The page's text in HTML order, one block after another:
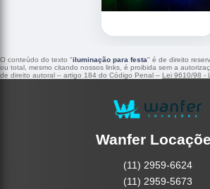
O conteúdo do texto "iluminação para festa" é de direito
ou total, mesmo citando nossos links, é proibida sem a
de direito autoral – artigo 184 do Código Penal – Lei 9610/98 -
Wanfer
(11) 2959-6624
(11) 2959-5673